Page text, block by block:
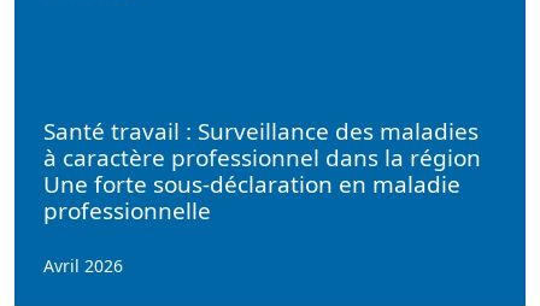
Santé travail : Surveillance des maladies
à caractère professionnel dans la région
Une forte sous-déclaration en maladie
professionnelle
Avril 2026